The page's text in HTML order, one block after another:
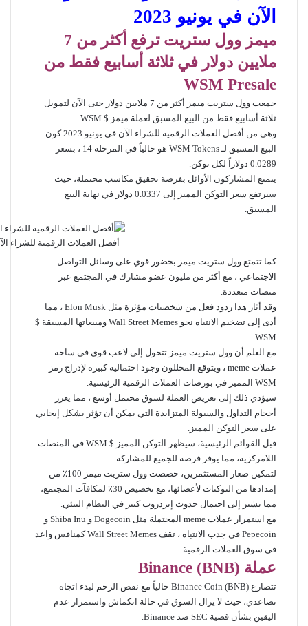
الآن في يونيو 2023
ميمز وول ستريت ترفع أكثر من 7
ملايين دولار في ثلاثة أسابيع فقط من
WSM Presale
جمعت وول ستريت ميمز أكثر من 7 ملايين دولار حتى الآن لتمويل
ثلاثة أسابيع فقط من البيع المسبق لعملة ميمز $ WSM.
وهي من أفضل العملات الرقمية للشراء الآن في يونيو 2023 كون
البيع المسبق لـ WSM Tokens هو حالياً في المرحلة 14 ، بسعر
0.0289 دولاراً لكل توكن.
يتمتع المشاركون الأوائل بفرصة تحقيق مكاسب محتملة، حيث
سيرتفع سعر التوكن المميز إلى 0.0337 دولار في نهاية البيع
المسبق.
أفضل العملات الرقمية للشراء الآن
كما تتمتع وول ستريت ميمز بحضور قوي على وسائل التواصل
الاجتماعي ، مع أكثر من مليون عضو مشارك في المجتمع عبر
منصات متعددة.
وقد أثار هذا ردود فعل من شخصيات مؤثرة مثل Elon Musk ، مما
أدى إلى تضخيم الانتباه نحو Wall Street Memes ومبيعاتها المسبقة $
WSM.
مع العلم أن وول ستريت ميمز تتحول إلى لاعب قوي في ساحة
عملات meme
، ويتوقع المحللون وجود احتمالية كبيرة لإدراج رمز
WSM المميز في بورصات العملات الرقمية الرئيسية.
سيؤدي ذلك إلى تعريض العملة لسوق محتمل أوسع ، مما يعزز
أحجام التداول والسيولة المتزايدة التي يمكن أن تؤثر بشكل إيجابي
على سعر التوكن المميز.
قبل القوائم الرئيسية، سيظهر التوكن المميز $ WSM في المنصات
اللامركزية، مما يوفر فرصة للجميع للمشاركة.
لتمكين صغار المستثمرين، خصصت وول ستريت ميمز 100٪ من
إمدادها من التوكنات لأعضائها، مع تخصيص 30٪ لمكافآت المجتمع،
مما يشير إلى احتمال حدوث إيردروب كبير في النظام البيئي.
مع استمرار عملات meme المحتملة مثل Dogecoin و Shiba Inu و
Pepecoin في جذب الانتباه ، تقف Wall Street Memes كمنافس واعد
في سوق العملات الرقمية.
عملة Binance (BNB)
تتصارع Binance Coin (BNB) حالياً مع نقص الزخم لبدء اتجاه
تصاعدي، حيث لا يزال السوق في حالة انكماش واستمرار عدم
اليقين بشأن قضية SEC ضد
Binance
.